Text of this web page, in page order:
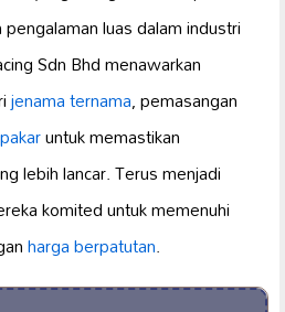
luas dalam industri
Sdn Bhd menawarkan
jenama ternama, pemasangan
untuk memastikan
lebih lancar. Terus menjadi
komited untuk memenuhi
harga berpatutan.